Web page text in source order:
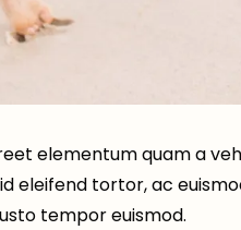
elementum quam a
eleifend tortor, ac
tempor euismod.